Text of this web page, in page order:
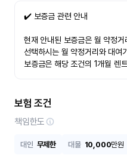
✔️ 보증금 관련 안내
현재 안내된 보증금은 월 약정
선택하시는 월 약정거리와 대여
보증금은 해당 조건의 1개월 렌
보험 조건
책임한도
대인 무제한 대물 10,000만원